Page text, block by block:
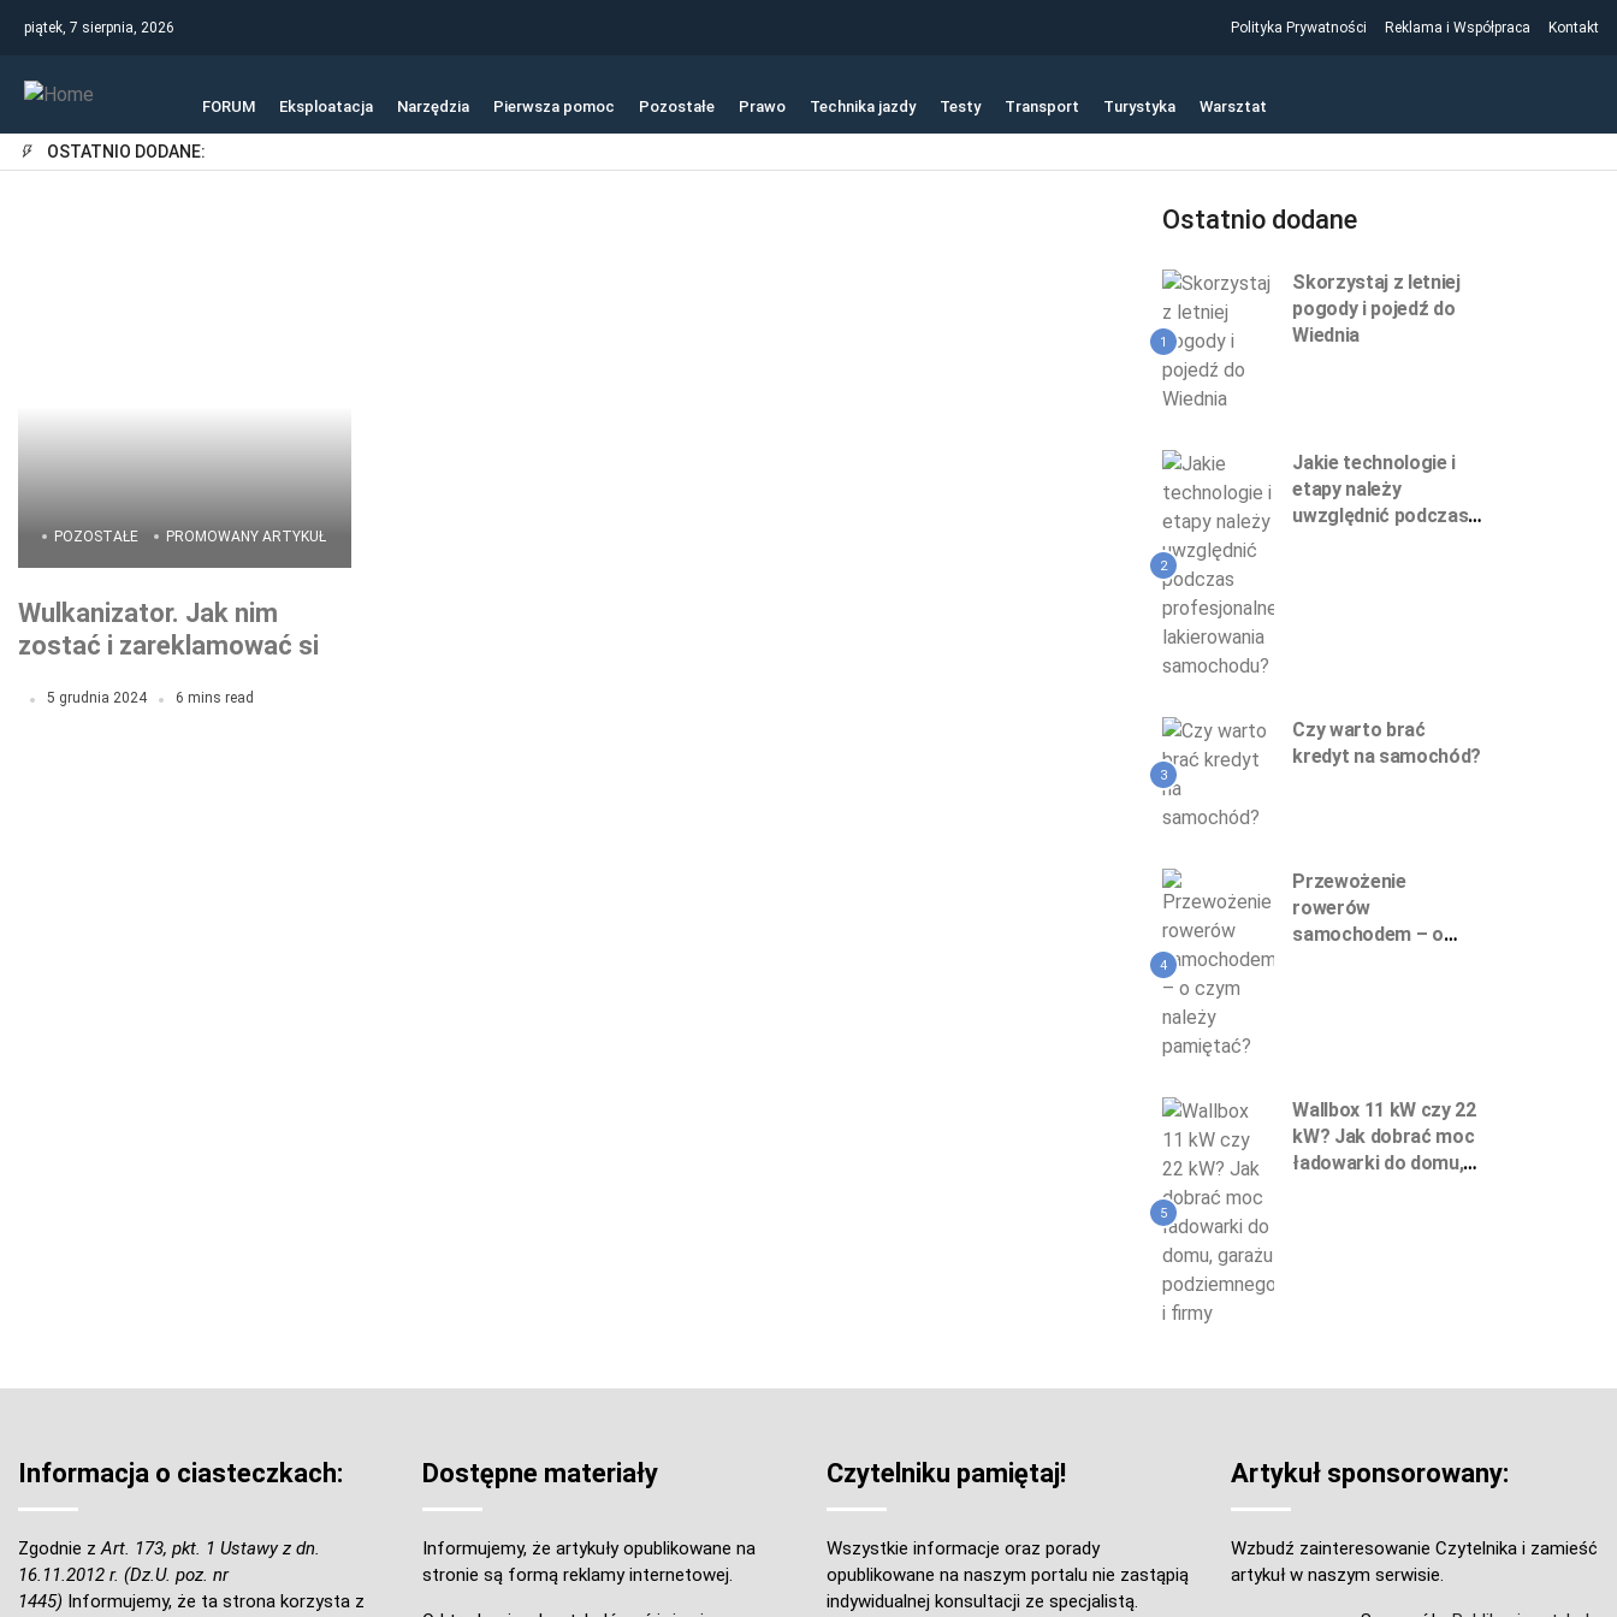
piątek, 7 sierpnia, 2026 Polityka Prywatności Reklama i Współpraca Kontakt
FORUM Eksploatacja Narzędzia Pierwsza pomoc Pozostałe Prawo Technika jazdy Testy Transport Turystyka Warsztat
OSTATNIO DODANE:
POZOSTAŁE PROMOWANY ARTYKUŁ
Wulkanizator. Jak nim
zostać i zareklamować się
5 grudnia 2024 6 mins read
Ostatnio dodane
1
Skorzystaj z letniej
pogody i pojedź do
Wiednia
2
Jakie technologie i
etapy należy
uwzględnić podczas
3
Czy warto brać
kredyt na samochód?
4
Przewożenie
rowerów
samochodem – o
5
Wallbox 11 kW czy 22
kW? Jak dobrać moc
ładowarki do domu,
Informacja o ciasteczkach:
Zgodnie zArt. 173, pkt. 1 Ustawy z dn.
16.11.2012 r. (Dz.U. poz. nr
1445) Informujemy, że ta strona korzysta z
Dostępne materiały
Informujemy, że artykuły opublikowane na
stronie są formą reklamy internetowej.
Czytelniku pamiętaj!
Wszystkie informacje oraz porady
opublikowane na naszym portalu nie zastąpią
indywidualnej konsultacji ze specjalistą.
Artykuł sponsorowany:
Wzbudź zainteresowanie Czytelnika i zamieść
artykuł w naszym serwisie.